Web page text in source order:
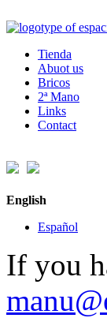
Tienda
Abuot us
Bricos
2ª Mano
Links
Contact
English
Español
If you